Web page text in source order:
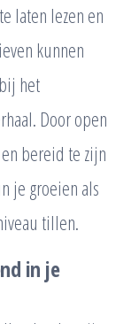
laten lezen en
kunnen
het
Door open
bereid te zijn
je groeien als
tillen.
in je